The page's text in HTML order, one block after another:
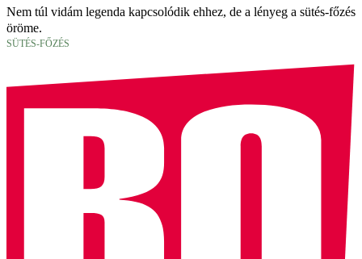
Nem túl vidám legenda kapcsolódik ehhez, de a lényeg a sütés-főzés
öröme.
SÜTÉS-FŐZÉS